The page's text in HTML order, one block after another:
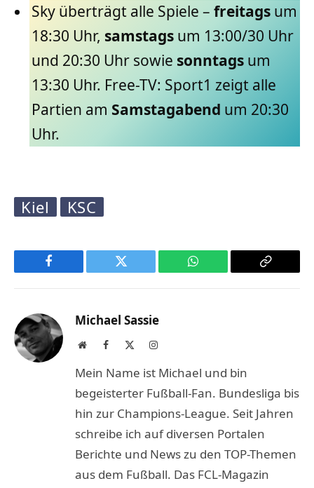
Sky überträgt alle Spiele – freitags um
18:30 Uhr, samstags um 13:00/30 Uhr
und 20:30 Uhr sowie sonntags um
13:30 Uhr. Free-TV: Sport1 zeigt alle
Partien am Samstagabend um 20:30
Uhr.
Kiel KSC
Facebook Twitter WhatsApp
Copy
Michael Sassie
WebsiteFacebook Instagram
Mein Name ist Michael und bin
begeisterter Fußball-Fan. Bundesliga bis
hin zur Champions-League. Seit Jahren
schreibe ich auf diversen Portalen
Berichte und News zu den TOP-Themen
aus dem Fußball. Das FCL-Magazin